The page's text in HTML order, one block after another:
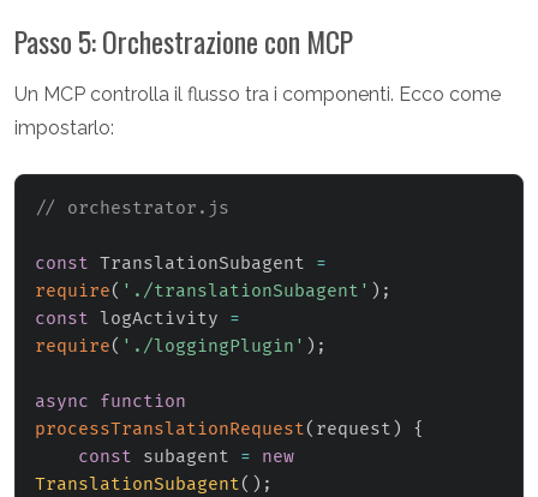
Passo 5: Orchestrazione con MCP
Un MCP controlla il flusso tra i componenti. Ecco come
impostarlo:
// orchestrator.js
const TranslationSubagent =
require( './translationSubagent' ) ;
const logActivity =
require( './loggingPlugin' ) ;
async
function
processTranslationRequest( request )
{
const subagent =
new
TranslationSubagent( ) ;